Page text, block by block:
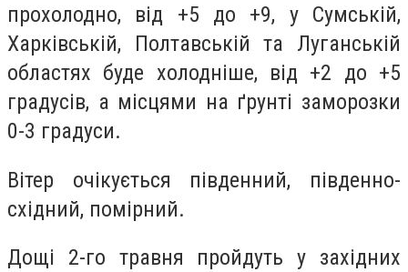
прохолодно, від +5 до +9, у Сумській,
Харківській, Полтавській та Луганській
областях буде холодніше, від +2 до +5
градусів, а місцями на ґрунті заморозки
0-3 градуси.
Вітер очікується південний, південно-
східний, помірний.
Дощі 2-го травня пройдуть у західних